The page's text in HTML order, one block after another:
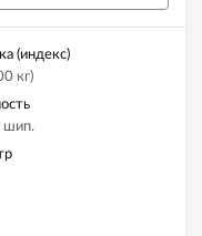
(индекс)
кг)
шип.